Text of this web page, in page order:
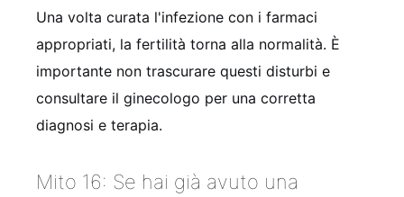
Una volta curata l'infezione con i farmaci
appropriati, la fertilità torna alla normalità. È
importante non trascurare questi disturbi e
consultare il ginecologo per una corretta
diagnosi e terapia.
Mito 16: Se hai già avuto una